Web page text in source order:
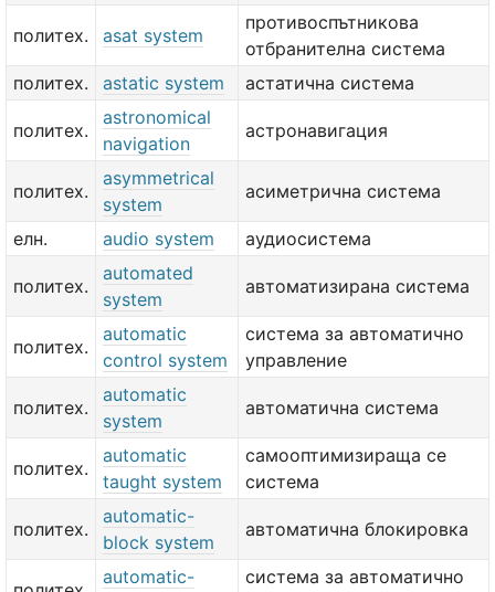
политех. asat system
противоспътникова
отбранителна система
политех.
astatic system астатична система
политех.
astronomical
navigation
астронавигация
политех.
asymmetrical
system
асиметрична система
елн. audio system аудиосистема
политех.
automated
system
автоматизирана система
политех.
automatic
control system
система за автоматично
управление
политех.
automatic
system
автоматична система
политех.
automatic
taught system
самооптимизираща се
система
политех.
automatic-
block system
автоматична блокировка
automatic- система за автоматично